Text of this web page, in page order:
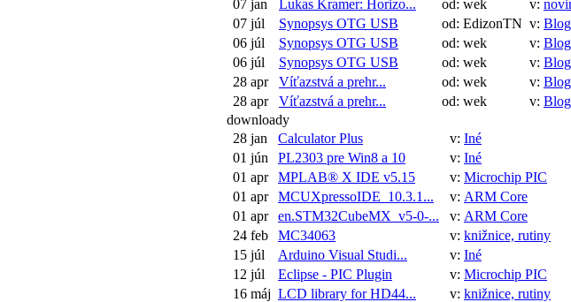
07 jan
Lukas Kramer: Horizo... od: wek v:
07 júl
Synopsys OTG USB od: EdizonTN v: Blog
06 júl
Synopsys OTG USB od: wek v: Blog
06 júl
Synopsys OTG USB od: wek v: Blog
28 apr
Víťazstvá a prehr... od: wek v: Blog
28 apr
Víťazstvá a prehr... od: wek v: Blog
downloady
28 jan
Calculator Plus v: Iné
01 jún
PL2303 pre Win8 a 10 v: Iné
01 apr
MPLAB® X IDE v5.15 v: Microchip PIC
01 apr
MCUXpressoIDE_10.3.1... v: ARM Core
01 apr
en.STM32CubeMX_v5-0-... v: ARM Core
24 feb
MC34063 v: knižnice, rutiny
15 júl
Arduino Visual Studi... v: Iné
12 júl
Eclipse - PIC Plugin v: Microchip PIC
16 máj LCD library for HD44... v: knižnice, rutiny